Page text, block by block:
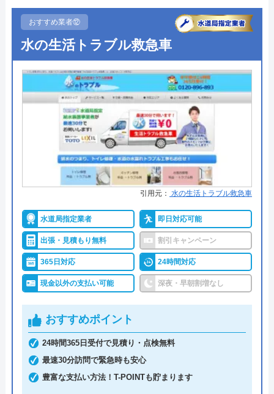
当日のやり取りをスマホで録音しています。
また、当社がクチコミ操作をしているようで
様々な悪意を感じます。調査費だけで5万円
（しかも1週間後）の対応は本当に驚きまし
た。あの時の社員の顔が忘れられませんし、
恐怖でしかありませんでした。 火のないと
ころに煙は立ちません。グレーな事業を行う
企業は、クチコミを操作して隠すのではな
く、そのような行為を改めないと、この情報
社会で淘汰されていきます。 消費者は、選
択する権利があります。これ以上被害者が出
福島県須賀川市岩渕笊池87-1
福島県須賀川市、郡山市南部、鏡石
町、天栄村、矢吹町、玉川村、その他
ミズノ住設のクチコミ on
5（1件のクチコミ）
※クチコミの内容について
2 年前
親切丁寧
●定休日
●出張見積もり 出張見積もり無料
●支払い方法 現金、クレジットカード
●累計実績 施工対応数240万件以上
●保証・保険 ―
詳細は公式HPでご確認ください
水の生活救急車がおすすめの理由
拠点数2270店舗と日本全国に拠点を構え、年中無休
で対応をしています。日中はコールセンターにて問
い合わせ受付をしてくれるので、すぐに相談ができ
水トラブルの不安もすぐに解消できます。
調整作業のみであれば8,800円～と明朗会計。問い合
ずは電話相談をしてみることをおすすめします。
日本全国の水トラブルに対応している水の生活救急
車はトイレのみならず洗面所やキッチン、お風呂な
どにも対応してくれる水まわりトラブル解決のスペ
おすすめ業者⑫
水の生活トラブル救急車
引用元： 水の生活トラブル救急車
水道局指定業者 即日対応可能
出張・見積もり無料 割引キャンペーン
365日対応 24時間対応
現金以外の支払い可能 深夜・早朝割増なし
おすすめポイント
24時間365日受付で見積り・点検無料
最速30分訪問で緊急時も安心
豊富な支払い方法！T-POINTも貯まります